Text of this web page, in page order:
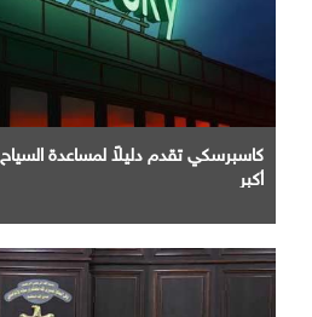
كاسبرسكي تقدم دليلاً لمساعدة
أكبر